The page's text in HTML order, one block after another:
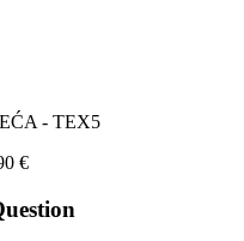
- TEX5
€